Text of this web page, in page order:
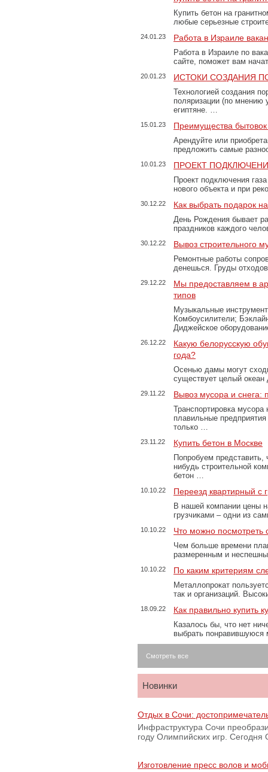
Купить бетон на
любые серьезные
24.01.23 Работа в Израиле
Работа в Израиле по
сайте, поможет вам
20.01.23 ИСТОКИ СОЗДАНИЯ
Технологией создания
поляризации (по
египтяне. …
15.01.23 Преимущества
Арендуйте или
предложить самые
10.01.23 ПРОЕКТ
Проект подключения
нового объекта и при
30.12.22 Как выбрать подарок
День Рождения бывает
праздников каждого
30.12.22 Вывоз строительного
Ремонтные работы
денешься. Груды
29.12.22
Мы предоставляем в
типов
Музыкальные
Комбоусилители;
Диджейское
26.12.22
Какую белорусскую
года?
Осенью дамы могут
существует целый
29.11.22 Вывоз мусора и
Транспортировка
плавильные
только …
23.11.22 Купить бетон в Москве
Попробуем представить,
нибудь строительной
бетон …
10.10.22 Переезд квартирный с
В нашей компании цены
грузчиками – одни из
10.10.22 Что можно посмотреть
Чем больше времени
размеренным и
10.10.22 По каким критериям
Металлопрокат
так и организаций.
18.09.22 Как правильно купить
Казалось бы, что нет
выбрать
Смотреть все
Новинки
Отдых в Сочи:
Инфраструктура Сочи
году Олимпийских игр.
Изготовление пресс волов и